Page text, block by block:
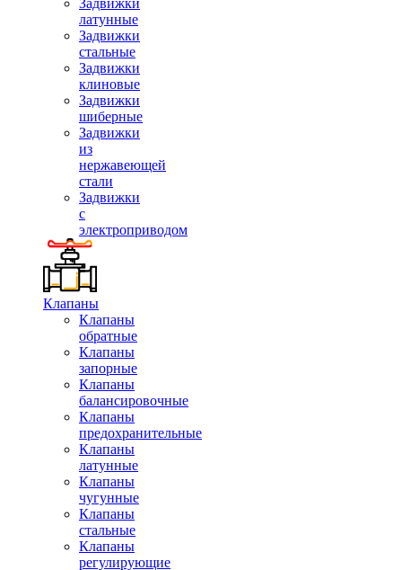
Задвижки
латунные
Задвижки
стальные
Задвижки
клиновые
Задвижки
шиберные
Задвижки
из
нержавеющей
стали
Задвижки
с
электроприводом
Клапаны
Клапаны
обратные
Клапаны
запорные
Клапаны
балансировочные
Клапаны
предохранительные
Клапаны
латунные
Клапаны
чугунные
Клапаны
стальные
Клапаны
регулирующие